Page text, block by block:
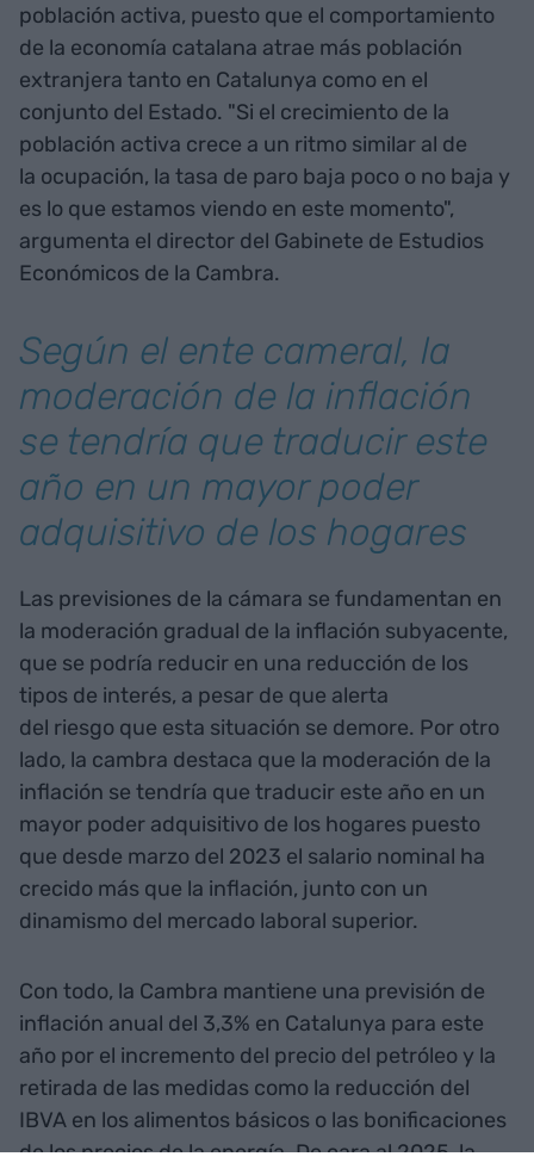
población activa, puesto que el comportamiento
de la economía catalana atrae más población
extranjera tanto en Catalunya como en el
conjunto del Estado. "Si el crecimiento de la
población activa crece a un ritmo similar al de
la ocupación, la tasa de paro baja poco o no baja y
es lo que estamos viendo en este momento",
argumenta el director del Gabinete de Estudios
Económicos de la Cambra.
Según el ente cameral, la
moderación de la inflación
se tendría que traducir este
año en un mayor poder
adquisitivo de los hogares
Las previsiones de la cámara se fundamentan en
la moderación gradual de la inflación subyacente,
que se podría reducir en una reducción de los
tipos de interés, a pesar de que alerta
del riesgo que esta situación se demore. Por otro
lado, la cambra destaca que la moderación de la
inflación se tendría que traducir este año en un
mayor poder adquisitivo de los hogares puesto
que desde marzo del 2023 el salario nominal ha
crecido más que la inflación, junto con un
dinamismo del mercado laboral superior.
Con todo, la Cambra mantiene una previsión de
inflación anual del 3,3% en Catalunya para este
año por el incremento del precio del petróleo y la
retirada de las medidas como la reducción del
IBVA en los alimentos básicos o las bonificaciones
de los precios de la energía. De cara al 2025, la